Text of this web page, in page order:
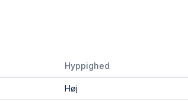
Hyppighed
Høj